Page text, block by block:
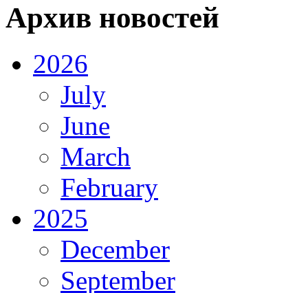
Архив новостей
2026
July
June
March
February
2025
December
September